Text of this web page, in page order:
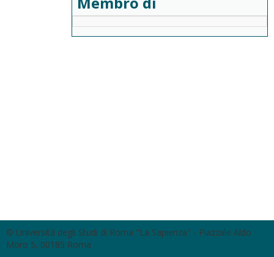
© Università degli Studi di Roma "La Sapienza" - Piazzale Aldo
Moro 5, 00185 Roma